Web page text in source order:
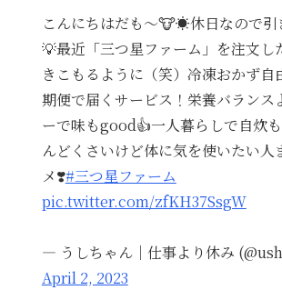
こんにちはだも〜🐮☀️休日なので引
💡最近「三つ星ファーム」を注文し
きこもるように（笑）冷凍おかず自
期便で届くサービス！栄養バランス
ーで味もgood👍一人暮らしで自炊
んどくさいけど体に気を使いたい人
メ❣️#三つ星ファーム
pic.twitter.com/zfKH37SsgW
— うしちゃん｜仕事より休み
April 2, 2023